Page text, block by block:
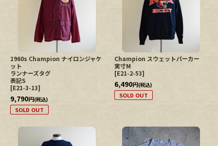
1960s Champion ナイロンジャケ
ット
ランナーズタグ
表記S
[E21-3-13]
9,790円(税込)
SOLD OUT
Champion スウェットパーカー
実寸M
[E21-2-53]
6,490円(税込)
SOLD OUT